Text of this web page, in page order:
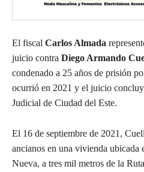
El fiscal Carlos Almada
juicio contra Diego Armando
condenado a 25 años de prisión
ocurrió en 2021 y el juicio
Judicial de Ciudad del Este.
El 16 de septiembre de 2021,
ancianos en una vivienda
Nueva, a tres mil metros de la